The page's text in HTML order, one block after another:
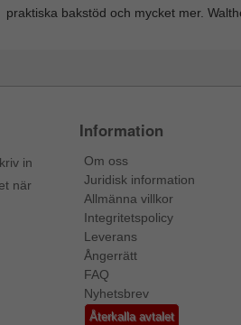
praktiska bakstöd och mycket mer.
in
när
Information
Om oss
Juridisk information
Allmänna villkor
Integritetspolicy
Leverans
Ångerrätt
FAQ
Nyhetsbrev
Återkalla avtalet